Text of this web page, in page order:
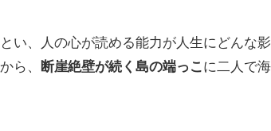
い、人の心が読める能力が人生にどんな
ら、
断崖絶壁が続く島の端っこ に二人で